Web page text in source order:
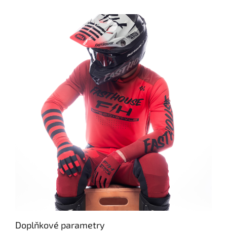
Doplňkové parametry